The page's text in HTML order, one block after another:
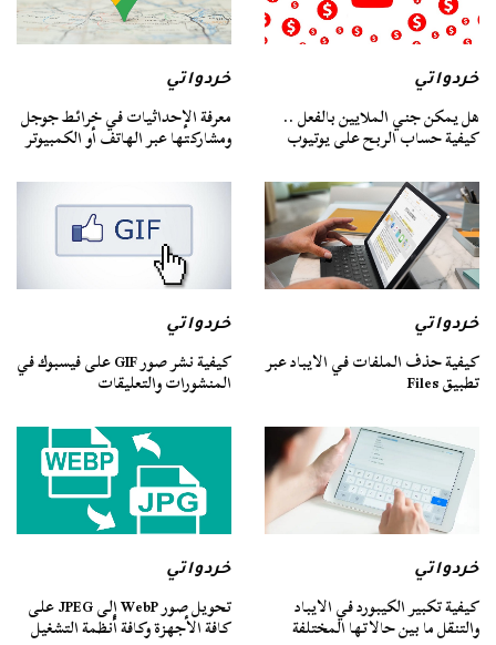
خردواتي
هل يمكن جني الملايين بالفعل ..
كيفية حساب الربح على يوتيوب
خردواتي
معرفة الإحداثيات في خرائط جوجل
ومشاركتها عبر الهاتف أو الكمبيوتر
خردواتي
كيفية حذف الملفات في الايباد عبر
تطبيق Files
خردواتي
كيفية نشر صور GIF على فيسبوك في
المنشورات والتعليقات
خردواتي
كيفية تكبير الكيبورد في الايباد
والتنقل ما بين حالاتها المختلفة
خردواتي
تحويل صور WebP إلى JPEG على
كافة الأجهزة وكافة أنظمة التشغيل